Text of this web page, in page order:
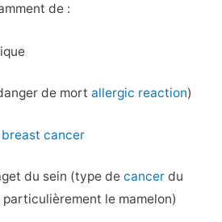
de :
de mortallergic reaction)
breast cancer
du sein (type decancer du
le mamelon)